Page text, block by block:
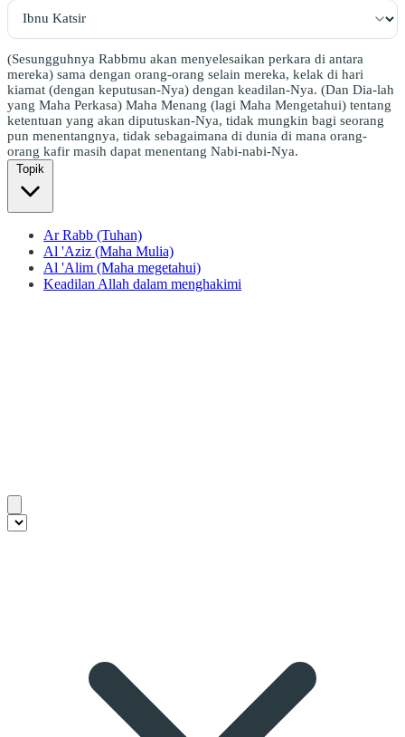
(Sesungguhnya Rabbmu akan menyelesaikan perkara di antara
mereka) sama dengan orang-orang selain mereka, kelak di hari
kiamat (dengan keputusan-Nya) dengan keadilan-Nya. (Dan Dia-lah
yang Maha Perkasa) Maha Menang (lagi Maha Mengetahui) tentang
ketentuan yang akan diputuskan-Nya, tidak mungkin bagi seorang
pun menentangnya, tidak sebagaimana di dunia di mana orang-
orang kafir masih dapat menentang Nabi-nabi-Nya.
Topik
Ar Rabb (Tuhan)
Al 'Aziz (Maha Mulia)
Al 'Alim (Maha megetahui)
Keadilan Allah dalam menghakimi